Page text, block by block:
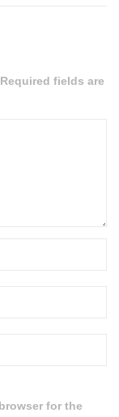
fields are
for the